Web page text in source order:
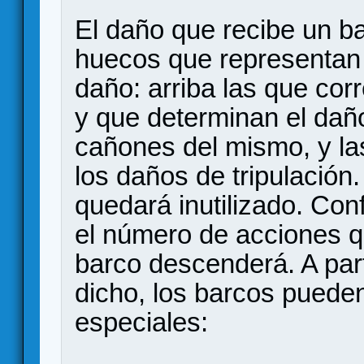
El daño que recibe un
huecos que
daño: arriba las que
y que determinan el
cañones del mismo, y
los daños de
quedará inutilizado.
el número de acciones
barco descenderá. A
dicho, los barcos
especiales: